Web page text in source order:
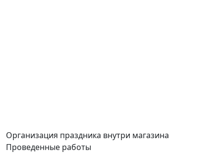
Организация праздника внутри магазина
Проведенные работы